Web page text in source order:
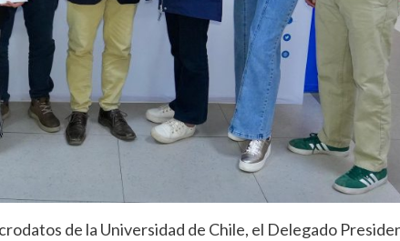
de la Universidad de Chile, el Delegado